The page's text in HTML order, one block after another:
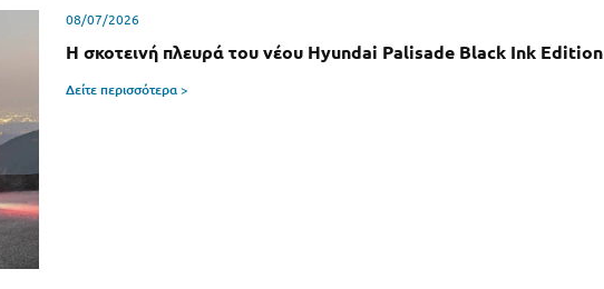
08/07/2026
Η σκοτεινή πλευρά του νέου Hyundai Palisade Black Ink Edition
Δείτε περισσότερα >